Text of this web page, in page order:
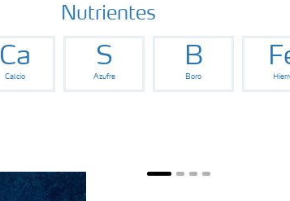
Nutrientes
Ca
Calcio
S
Azufre
B
Boro